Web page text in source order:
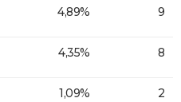
4,89% 9
4,35% 8
1,09% 2